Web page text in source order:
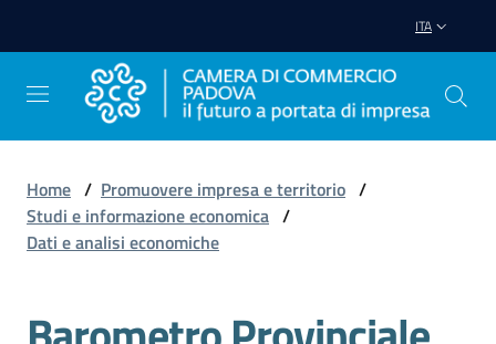
ITA
Avviare
Impresa
Home / Promuovere impresa e territorio /
Studi e informazione economica /
Dati e analisi economiche